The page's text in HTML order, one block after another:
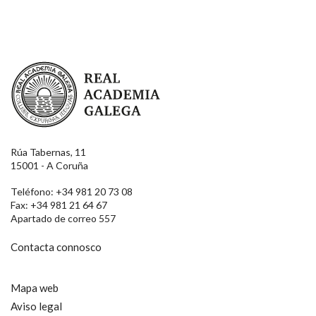
Real Academia Galega
Rúa Tabernas, 11
15001 - A Coruña
Teléfono: +34 981 20 73 08
Fax: +34 981 21 64 67
Apartado de correo 557
Contacta connosco
Mapa web
Aviso legal